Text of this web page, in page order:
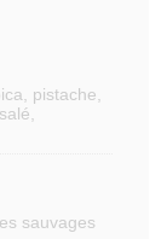
pistache,
sauvages